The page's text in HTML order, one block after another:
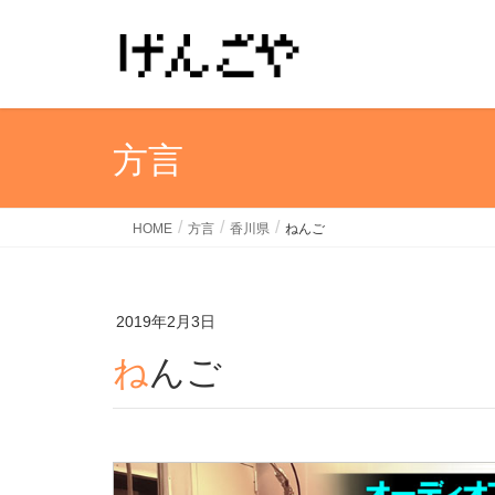
方言
HOME 方言 香川県 ねんご
2019年2月3日
ねんご